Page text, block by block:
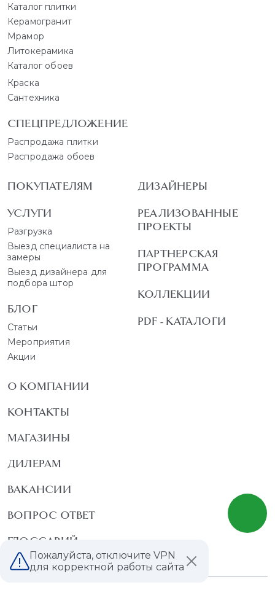
Каталог плитки
Керамогранит
Мрамор
Литокерамика
Каталог обоев
Краска
Сантехника
СПЕЦПРЕДЛОЖЕНИЕ
Распродажа плитки
Распродажа обоев
ПОКУПАТЕЛЯМ
УСЛУГИ
Разгрузка
Выезд специалиста на
замеры
Выезд дизайнера для
подбора штор
БЛОГ
Статьи
Мероприятия
Акции
ДИЗАЙНЕРЫ
РЕАЛИЗОВАННЫЕ
ПРОЕКТЫ
ПАРТНЕРСКАЯ
ПРОГРАММА
КОЛЛЕКЦИИ
PDF - КАТАЛОГИ
О КОМПАНИИ
КОНТАКТЫ
МАГАЗИНЫ
ДИЛЕРАМ
ВАКАНСИИ
ВОПРОС ОТВЕТ
ГЛОССАРИЙ
Пожалуйста, отключите VPN
для корректной работы сайта